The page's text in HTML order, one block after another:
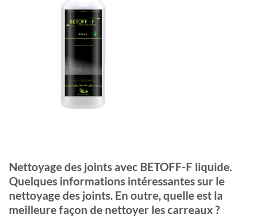
Nettoyage des joints avec BETOFF-F liquide.
Quelques informations intéressantes sur le
nettoyage des joints. En outre, quelle est la
meilleure façon de nettoyer les carreaux ?